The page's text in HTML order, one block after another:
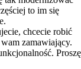
to im się
chcecie robić
zamawiający.
Proszę